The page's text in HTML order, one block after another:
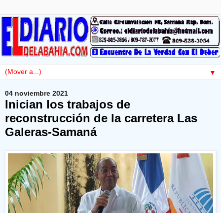
▼
04 noviembre 2021
Inician los trabajos de
reconstrucción de la carretera Las
Galeras-Samaná